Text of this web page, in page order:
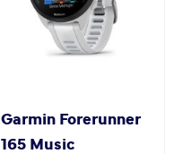
Garmin Forerunner
165 Music